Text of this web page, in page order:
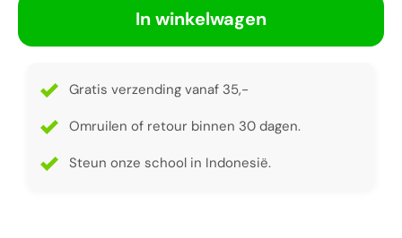
In winkelwagen
Gratis verzending vanaf 35,-
Omruilen of retour binnen 30 dagen.
Steun onze school in Indonesië.